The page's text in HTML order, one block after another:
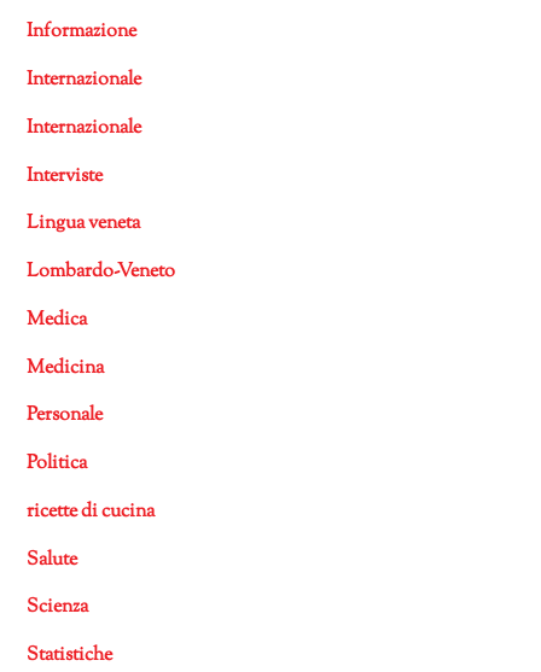
Informazione
Internazionale
Internazionale
Interviste
Lingua veneta
Lombardo-Veneto
Medica
Medicina
Personale
Politica
ricette di cucina
Salute
Scienza
Statistiche